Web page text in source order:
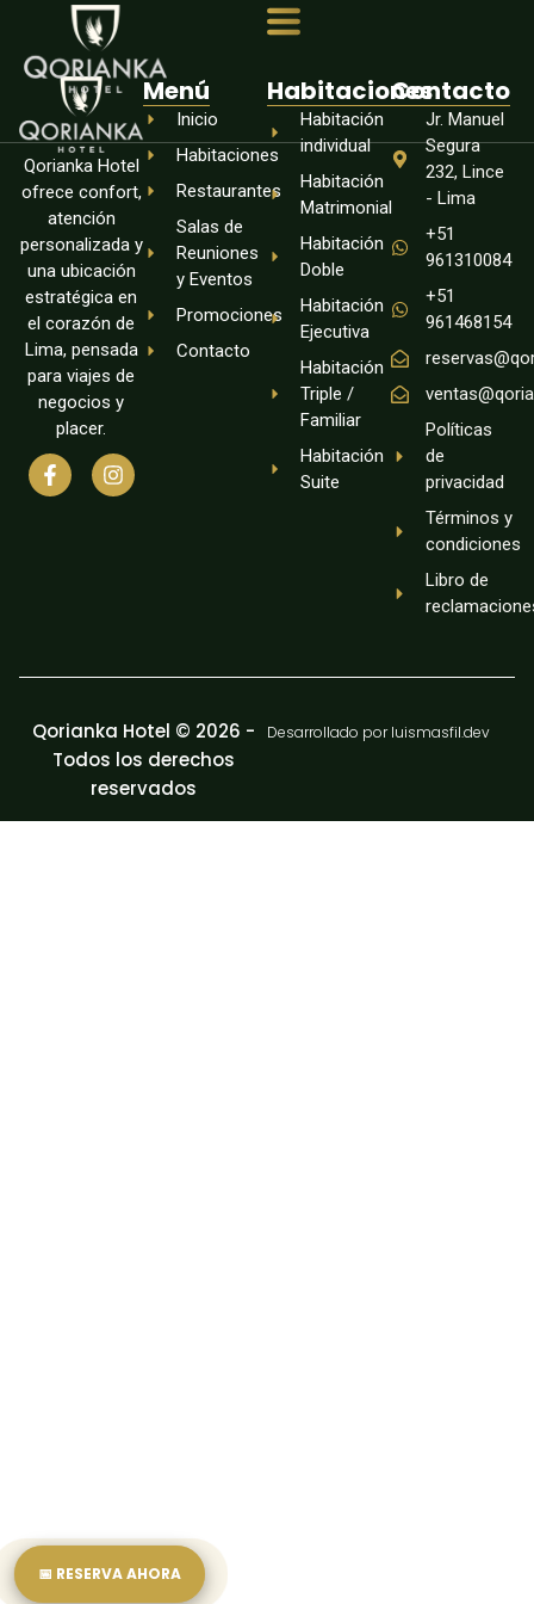
Qorianka Hotel
ofrece confort,
atención
personalizada y
una ubicación
estratégica en
el corazón de
Lima, pensada
para viajes de
negocios y
placer.
Menú
Inicio
Habitaciones
Restaurantes
Salas de
Reuniones
y Eventos
Promociones
Contacto
Habitaciones
Habitación
individual
Habitación
Matrimonial
Habitación
Doble
Habitación
Ejecutiva
Habitación
Triple /
Familiar
Habitación
Suite
Contacto
Jr. Manuel
Segura
232, Lince
- Lima
+51
961310084
+51
961468154
Políticas
de
privacidad
Términos y
condiciones
Libro de
Qorianka Hotel © 2026 -
Todos los derechos
reservados
Desarrollado por luismasfil.dev
📅 RESERVA AHORA